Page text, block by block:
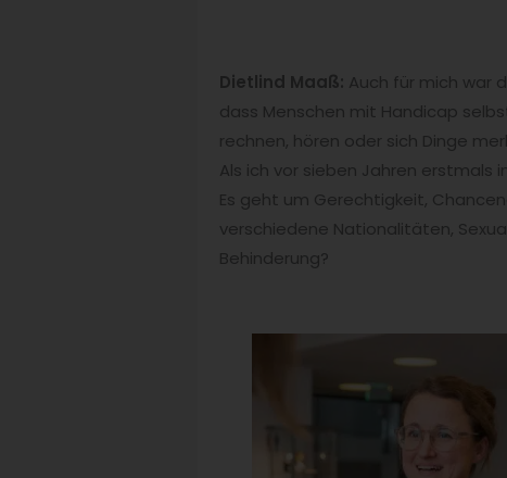
Dietlind Maaß: Auch für mich war
dass Menschen mit Handicap
rechnen, hören oder sich Dinge
Als ich vor sieben Jahren erstmals
Es geht um Gerechtigkeit,
verschiedene Nationalitäten,
Behinderung?